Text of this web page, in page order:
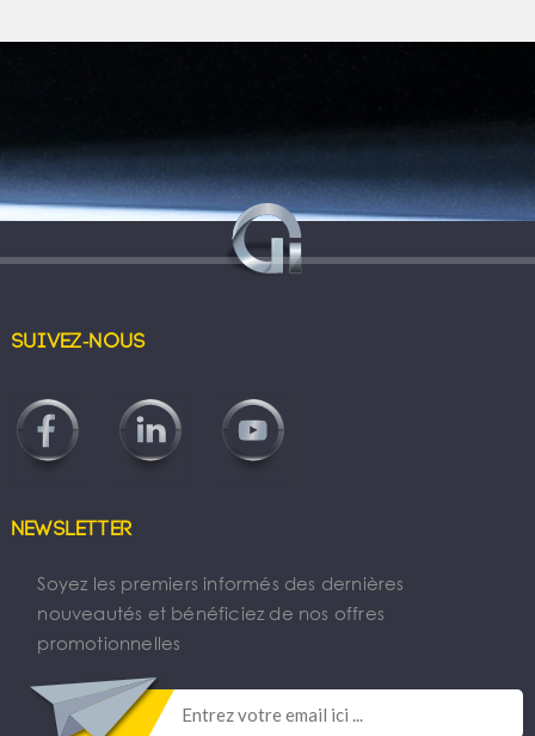
Suivez-nous
Newsletter
Soyez les premiers informés des dernières
nouveautés et bénéficiez de nos offres
promotionnelles